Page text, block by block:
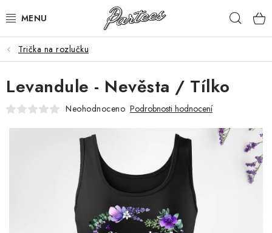
na
ROZLUČKA
NAROZENINY
NA MÍRU
Trička na rozlučku
Levandule - Nevěsta / Tílko
Neohodnoceno Podrobnosti hodnocení